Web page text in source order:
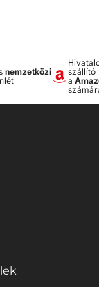
nemzetközi
szállító
a